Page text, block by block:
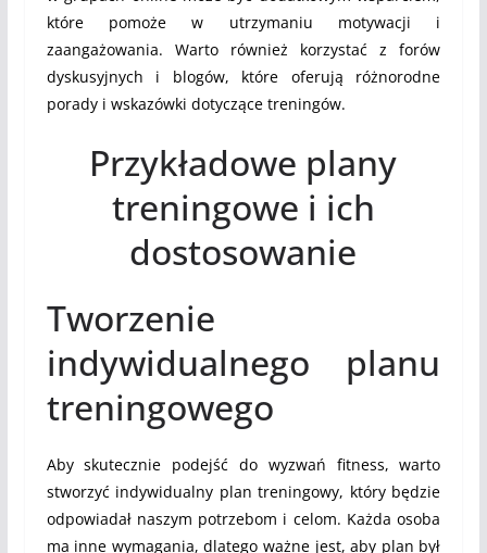
które pomoże w utrzymaniu motywacji i
zaangażowania. Warto również korzystać z forów
dyskusyjnych i blogów, które oferują różnorodne
porady i wskazówki dotyczące treningów.
Przykładowe plany
treningowe i ich
dostosowanie
Tworzenie
indywidualnego planu
treningowego
Aby skutecznie podejść do wyzwań fitness, warto
stworzyć indywidualny plan treningowy, który będzie
odpowiadał naszym potrzebom i celom. Każda osoba
ma inne wymagania, dlatego ważne jest, aby plan był